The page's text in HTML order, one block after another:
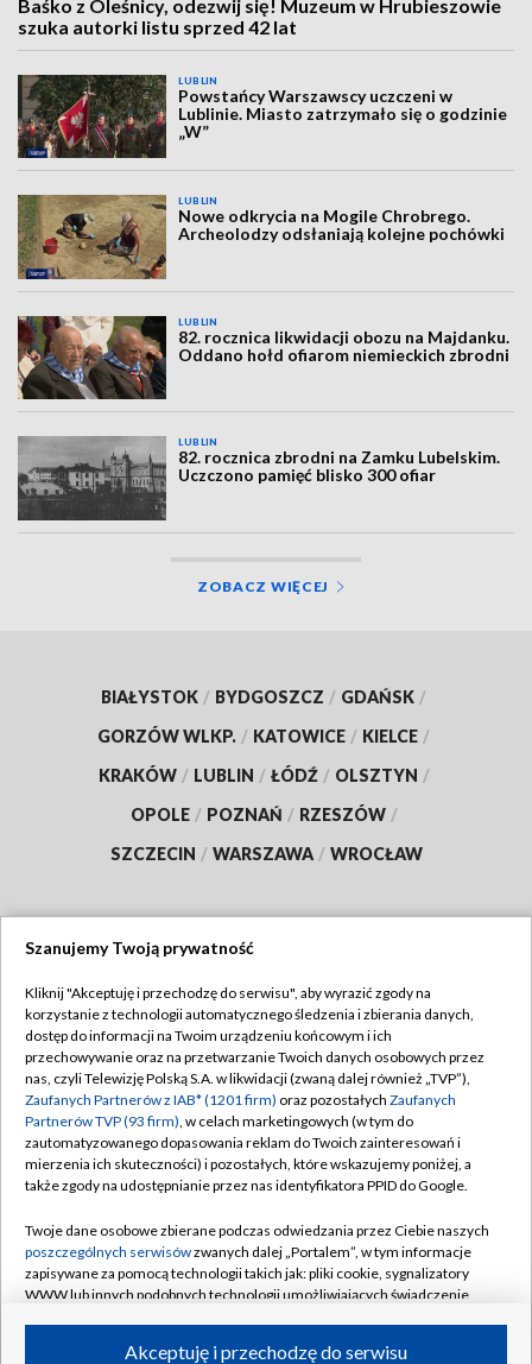
Baśko z Oleśnicy, odezwij się! Muzeum w Hrubieszowie
szuka autorki listu sprzed 42 lat
LUBLIN
Powstańcy Warszawscy uczczeni w
Lublinie. Miasto zatrzymało się o godzinie
„W”
LUBLIN
Nowe odkrycia na Mogile Chrobrego.
Archeolodzy odsłaniają kolejne pochówki
LUBLIN
82. rocznica likwidacji obozu na Majdanku.
Oddano hołd ofiarom niemieckich zbrodni
LUBLIN
82. rocznica zbrodni na Zamku Lubelskim.
Uczczono pamięć blisko 300 ofiar
ZOBACZ WIĘCEJ
BIAŁYSTOK / BYDGOSZCZ / GDAŃSK /
GORZÓW WLKP. / KATOWICE / KIELCE /
KRAKÓW / LUBLIN / ŁÓDŹ / OLSZTYN /
OPOLE / POZNAŃ / RZESZÓW /
SZCZECIN / WARSZAWA / WROCŁAW
TVP
Abonament TVP
Emisja w TVP
Centrum informacji TVP
Naziemna Telewizja Cyfrowa
Rada Programowa
System NOS
Informacje o nadawcy
Regulamin TVP
Polityka prywatności
Moje zgody
Pomoc
Kontakt
Kanały
Szanujemy Twoją prywatność
Kliknij "Akceptuję i przechodzę do serwisu", aby wyrazić zgody na
korzystanie z technologii automatycznego śledzenia i zbierania danych,
dostęp do informacji na Twoim urządzeniu końcowym i ich
przechowywanie oraz na przetwarzanie Twoich danych osobowych przez
nas, czyli Telewizję Polską S.A. w likwidacji (zwaną dalej również „TVP”),
Zaufanych Partnerów z IAB* (1201 firm) oraz pozostałych Zaufanych
Partnerów TVP (93 firm), w celach marketingowych (w tym do
zautomatyzowanego dopasowania reklam do Twoich zainteresowań i
mierzenia ich skuteczności) i pozostałych, które wskazujemy poniżej, a
także zgody na udostępnianie przez nas identyfikatora PPID do Google.
Twoje dane osobowe zbierane podczas odwiedzania przez Ciebie naszych
poszczególnych serwisówzwanych dalej „Portalem”, w tym informacje
zapisywane za pomocą technologii takich jak: pliki cookie, sygnalizatory
WWW lub innych podobnych technologii umożliwiających świadczenie
ruchu w Internecie.Akceptuję i przechodzę do serwisu